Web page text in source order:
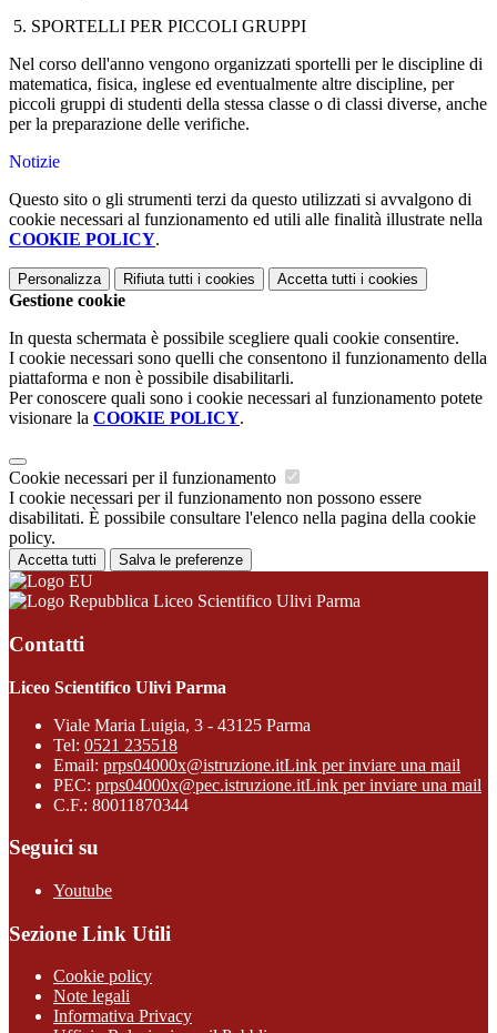
5. SPORTELLI PER PICCOLI GRUPPI
Nel corso dell'anno vengono organizzati sportelli per le discipline di
matematica, fisica, inglese ed eventualmente altre discipline, per
piccoli gruppi di studenti della stessa classe o di classi diverse, anche
per la preparazione delle verifiche.
Notizie
Questo sito o gli strumenti terzi da questo utilizzati si avvalgono di
cookie necessari al funzionamento ed utili alle finalità illustrate nella
COOKIE POLICY.
Personalizza Rifiuta tutti i cookies Accetta tutti i cookies
Gestione cookie
In questa schermata è possibile scegliere quali cookie consentire.
I cookie necessari sono quelli che consentono il funzionamento della
piattaforma e non è possibile disabilitarli.
Per conoscere quali sono i cookie necessari al funzionamento potete
visionare la COOKIE POLICY.
Cookie necessari per il funzionamento
I cookie necessari per il funzionamento non possono essere
disabilitati. È possibile consultare l'elenco nella pagina della cookie
policy.
Accetta tutti Salva le preferenze
Liceo Scientifico Ulivi Parma
Contatti
Liceo Scientifico Ulivi Parma
Viale Maria Luigia, 3 - 43125 Parma
Tel: 0521 235518
Email: prps04000x@istruzione.itLink per inviare una mail
PEC: prps04000x@pec.istruzione.itLink per inviare una mail
C.F.: 80011870344
Seguici su
Youtube
Sezione Link Utili
Cookie policy
Note legali
Informativa Privacy